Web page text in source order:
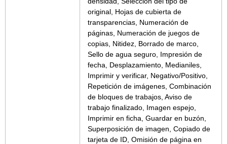
original, Hojas de cubierta de
transparencias, Numeración de
páginas, Numeración de juegos de
copias, Nitidez, Borrado de marco,
Sello de agua seguro, Impresión de
fecha, Desplazamiento, Medianiles,
Imprimir y verificar, Negativo/Positivo,
Repetición de imágenes, Combinación
de bloques de trabajos, Aviso de
trabajo finalizado, Imagen espejo,
Imprimir en ficha, Guardar en buzón,
Superposición de imagen, Copiado de
tarjeta de ID, Omisión de página en